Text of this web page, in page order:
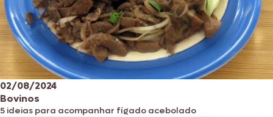
02/08/2024
Bovinos
5 ideias para acompanhar fígado acebolado